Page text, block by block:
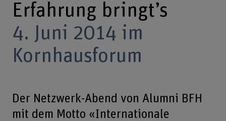
Erfahrung bringt’s
4. Juni 2014 im
Kornhausforum
Der Netzwerk-Abend von Alumni BFH
mit dem Motto «Internationale